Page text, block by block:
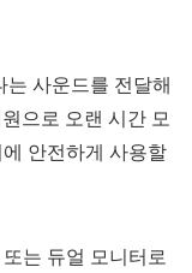
는 사운드를 전달해
으로 오랜 시간 모
안전하게 사용할
는 듀얼 모니터로